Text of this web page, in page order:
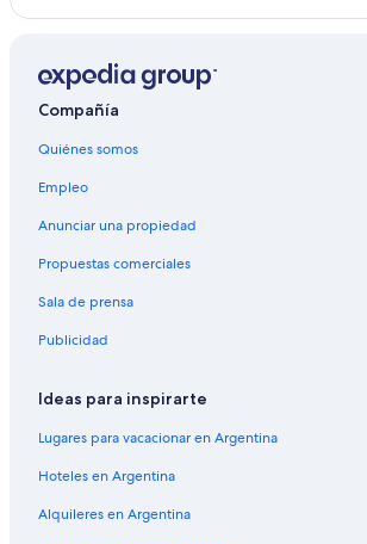
Compañía
Quiénes somos
Empleo
Anunciar una propiedad
Propuestas comerciales
Sala de prensa
Publicidad
Ideas para inspirarte
Lugares para vacacionar en Argentina
Hoteles en Argentina
Alquileres en Argentina